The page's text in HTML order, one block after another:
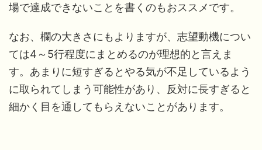
場で達成できないことを書くのもおススメです。
なお、欄の大きさにもよりますが、志望動機につい
ては4～5行程度にまとめるのが理想的と言えま
す。あまりに短すぎるとやる気が不足しているよう
に取られてしまう可能性があり、反対に長すぎると
細かく目を通してもらえないことがあります。